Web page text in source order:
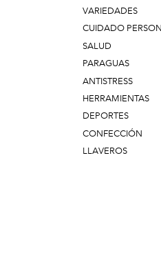
VARIEDADES
CUIDADO
SALUD
PARAGUAS
ANTISTRESS
HERRAMIENTAS
DEPORTES
CONFECCIÓN
LLAVEROS